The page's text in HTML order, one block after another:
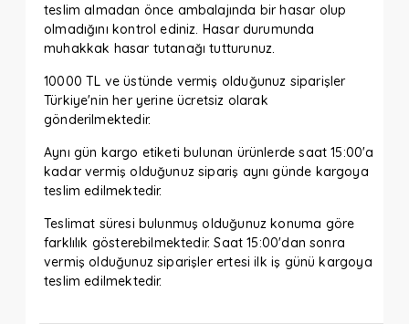
teslim almadan önce ambalajında bir hasar olup
olmadığını kontrol ediniz. Hasar durumunda
muhakkak hasar tutanağı tutturunuz.
10000 TL ve üstünde vermiş olduğunuz siparişler
Türkiye'nin her yerine ücretsiz olarak
gönderilmektedir.
Aynı gün kargo etiketi bulunan ürünlerde saat 15:00'a
kadar vermiş olduğunuz sipariş aynı günde kargoya
teslim edilmektedir.
Teslimat süresi bulunmuş olduğunuz konuma göre
farklılık gösterebilmektedir. Saat 15:00'dan sonra
vermiş olduğunuz siparişler ertesi ilk iş günü kargoya
teslim edilmektedir.